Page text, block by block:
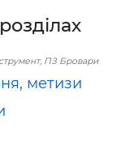
ПЗ Бровари
метизи